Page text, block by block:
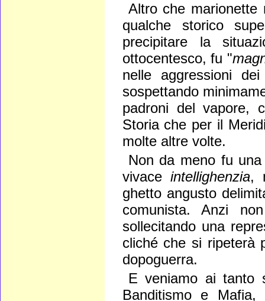
Altro che marionette
qualche storico
precipitare la
ottocentesco, fu "
nelle aggressioni
sospettando
padroni del vapore,
Storia che per il
molte altre volte.
Non da meno fu
vivaceintellighenzia,
ghetto angusto
comunista. Anzi
sollecitando una
cliché che si ripeterà
dopoguerra.
E veniamo ai tanto
Banditismo e